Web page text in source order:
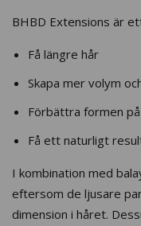
BHBD Extensions är
Få längre hår
Skapa mer volym
Förbättra formen
Få ett naturligt
I kombination med
eftersom de ljusare
dimension i håret.